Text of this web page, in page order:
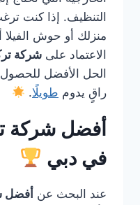
التنظيف. إذا كنت
منزلك أو حوش الفيلا
الاعتماد على شركة
الحل الأفضل
راقٍ يدوم طويلًا.
أفضل شركة
في دبي
عند البحث عن أفضل